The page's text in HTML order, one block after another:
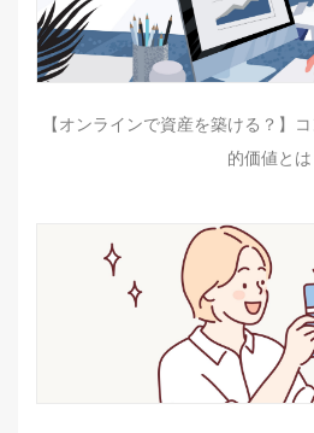
【オンラインで資産を築ける？】
的価値とは